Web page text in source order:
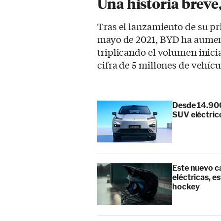
Una historia
Tras el lanzamiento de su
mayo de 2021, BYD ha
triplicando el volumen
cifra de 5 millones de
Desde
SUV
Este nuevo
eléctricas,
hockey